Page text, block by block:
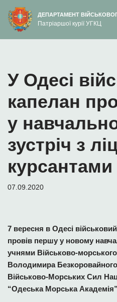
вмісту
Перейти
до
ДЕПАРТАМЕНТ
Патріаршої курії УГКЦ
У Одесі
капелан
у
зустріч з
курсантами
07.09.2020
7 вересня в Одесі
провів першу у новому
учнями Військово-
Володимира Безкоровайного
Військово-Морських Сил
“Одеська Морська